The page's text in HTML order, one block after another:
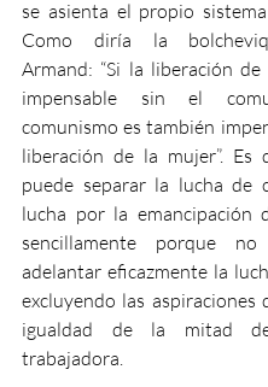
se asienta el propio
Como diría la
Armand: “Si la liberación
impensable sin el
comunismo es también
liberación de la mujer”. Es
puede separar la lucha de
lucha por la emancipación
sencillamente porque
adelantar eficazmente la
excluyendo las aspiraciones
igualdad de la mitad
trabajadora.